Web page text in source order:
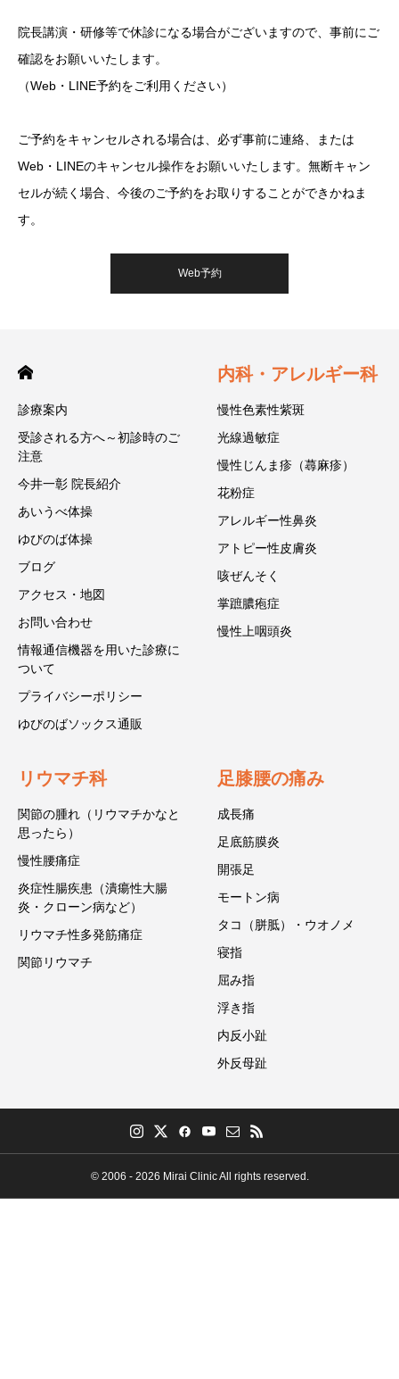
院長講演・研修等で休診になる場合がございますので、事前にご
確認をお願いいたします。
（Web・LINE予約をご利用ください）
ご予約をキャンセルされる場合は、必ず事前に連絡、または
Web・LINEのキャンセル操作をお願いいたします。無断キャン
セルが続く場合、今後のご予約をお取りすることができかねま
す。
Web予約
診療案内
受診される方へ～初診時のご
注意
今井一彰 院長紹介
あいうべ体操
ゆびのば体操
ブログ
アクセス・地図
お問い合わせ
情報通信機器を用いた診療に
ついて
プライバシーポリシー
ゆびのばソックス通販
内科・アレルギー科
慢性色素性紫斑
光線過敏症
慢性じんま疹（蕁麻疹）
花粉症
アレルギー性鼻炎
アトピー性皮膚炎
咳ぜんそく
掌蹠膿疱症
慢性上咽頭炎
リウマチ科
関節の腫れ（リウマチかなと
思ったら）
慢性腰痛症
炎症性腸疾患（潰瘍性大腸
炎・クローン病など）
リウマチ性多発筋痛症
関節リウマチ
足膝腰の痛み
成長痛
足底筋膜炎
開張足
モートン病
タコ（胼胝）・ウオノメ
寝指
屈み指
浮き指
内反小趾
外反母趾
© 2006 - 2026 Mirai Clinic All rights reserved.